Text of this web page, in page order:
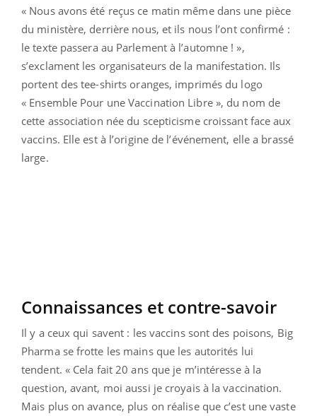
« Nous avons été reçus ce matin même dans une pièce
du ministère, derrière nous, et ils nous l’ont confirmé :
le texte passera au Parlement à l’automne ! »,
s’exclament les organisateurs de la manifestation. Ils
portent des tee-shirts oranges, imprimés du logo
« Ensemble Pour une Vaccination Libre », du nom de
cette association née du scepticisme croissant face aux
vaccins. Elle est à l’origine de l’événement, elle a brassé
large.
Connaissances et contre-savoir
Il y a ceux qui savent : les vaccins sont des poisons, Big
Pharma se frotte les mains que les autorités lui
tendent. « Cela fait 20 ans que je m’intéresse à la
question, avant, moi aussi je croyais à la vaccination.
Mais plus on avance, plus on réalise que c’est une vaste